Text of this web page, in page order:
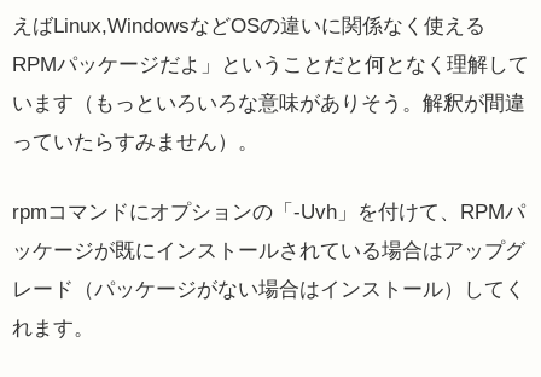
えばLinux,WindowsなどOSの違いに関係なく使える
RPMパッケージだよ」ということだと何となく理解して
います（もっといろいろな意味がありそう。解釈が間違
っていたらすみません）。
rpmコマンドにオプションの「-Uvh」を付けて、RPMパ
ッケージが既にインストールされている場合はアップグ
レード（パッケージがない場合はインストール）してく
れます。